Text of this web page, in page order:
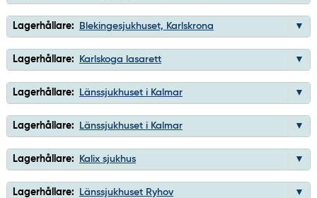
Lagerhållare: Blekingesjukhuset, Karlskrona
Lagerhållare: Karlskoga lasarett
Lagerhållare: Länssjukhuset i Kalmar
Lagerhållare: Länssjukhuset i Kalmar
Lagerhållare: Kalix sjukhus
Lagerhållare: Länssjukhuset Ryhov